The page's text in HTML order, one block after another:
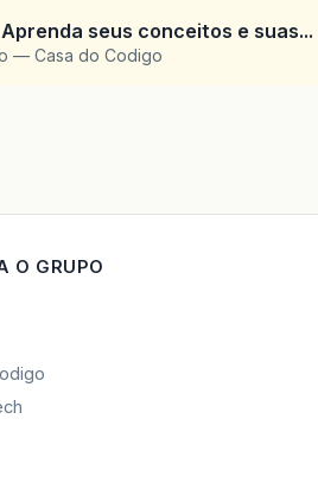
seus conceitos e suas...
— Casa do Codigo
O GRUPO